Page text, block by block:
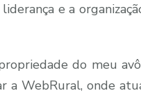
e a
do meu
a WebRural, onde